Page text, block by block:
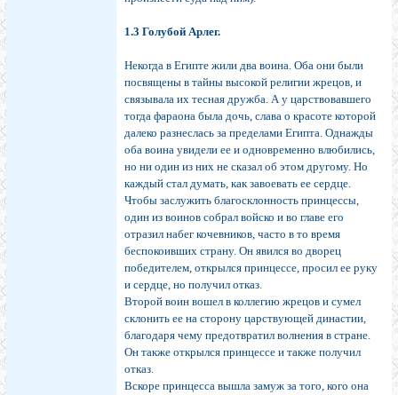
1.3 Голубой Арлег.
Некогда в Египте жили два воина. Оба они были
посвящены в тайны высокой религии жрецов, и
связывала их тесная дружба. А у царствовавшего
тогда фараона была дочь, слава о красоте которой
далеко разнеслась за пределами Египта. Однажды
оба воина увидели ее и одновременно влюбились,
но ни один из них не сказал об этом другому. Но
каждый стал думать, как завоевать ее сердце.
Чтобы заслужить благосклонность принцессы,
один из воинов собрал войско и во главе его
отразил набег кочевников, часто в то время
беспокоивших страну. Он явился во дворец
победителем, открылся принцессе, просил ее руку
и сердце, но получил отказ.
Второй воин вошел в коллегию жрецов и сумел
склонить ее на сторону царствующей династии,
благодаря чему предотвратил волнения в стране.
Он также открылся принцессе и также получил
отказ.
Вскоре принцесса вышла замуж за того, кого она